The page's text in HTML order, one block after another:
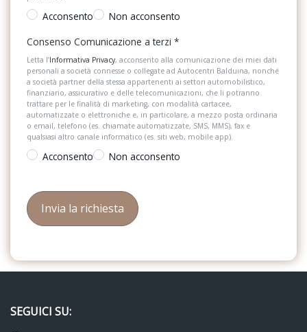
Acconsento
Non acconsento
Consenso Comunicazione a terzi *
Letta l’Informativa Privacy, acconsento alla comunicazione dei miei dati
personali a società connesse o collegate ad Autocentri Balduina, nonché
a società partner della stessa appartenenti ai settori automobilistico,
finanziario, assicurativo e delle telecomunicazioni, che li potranno
trattare per le finalità di marketing, con modalità cartacee,
automatizzate o elettroniche e, in particolare, a mezzo posta ordinaria
o email, telefono (es. chiamate automatizzate, SMS, MMS), fax e
qualsiasi altro canale informatico (es. siti web, mobile app).
Acconsento Non acconsento
SEGUICI SU: